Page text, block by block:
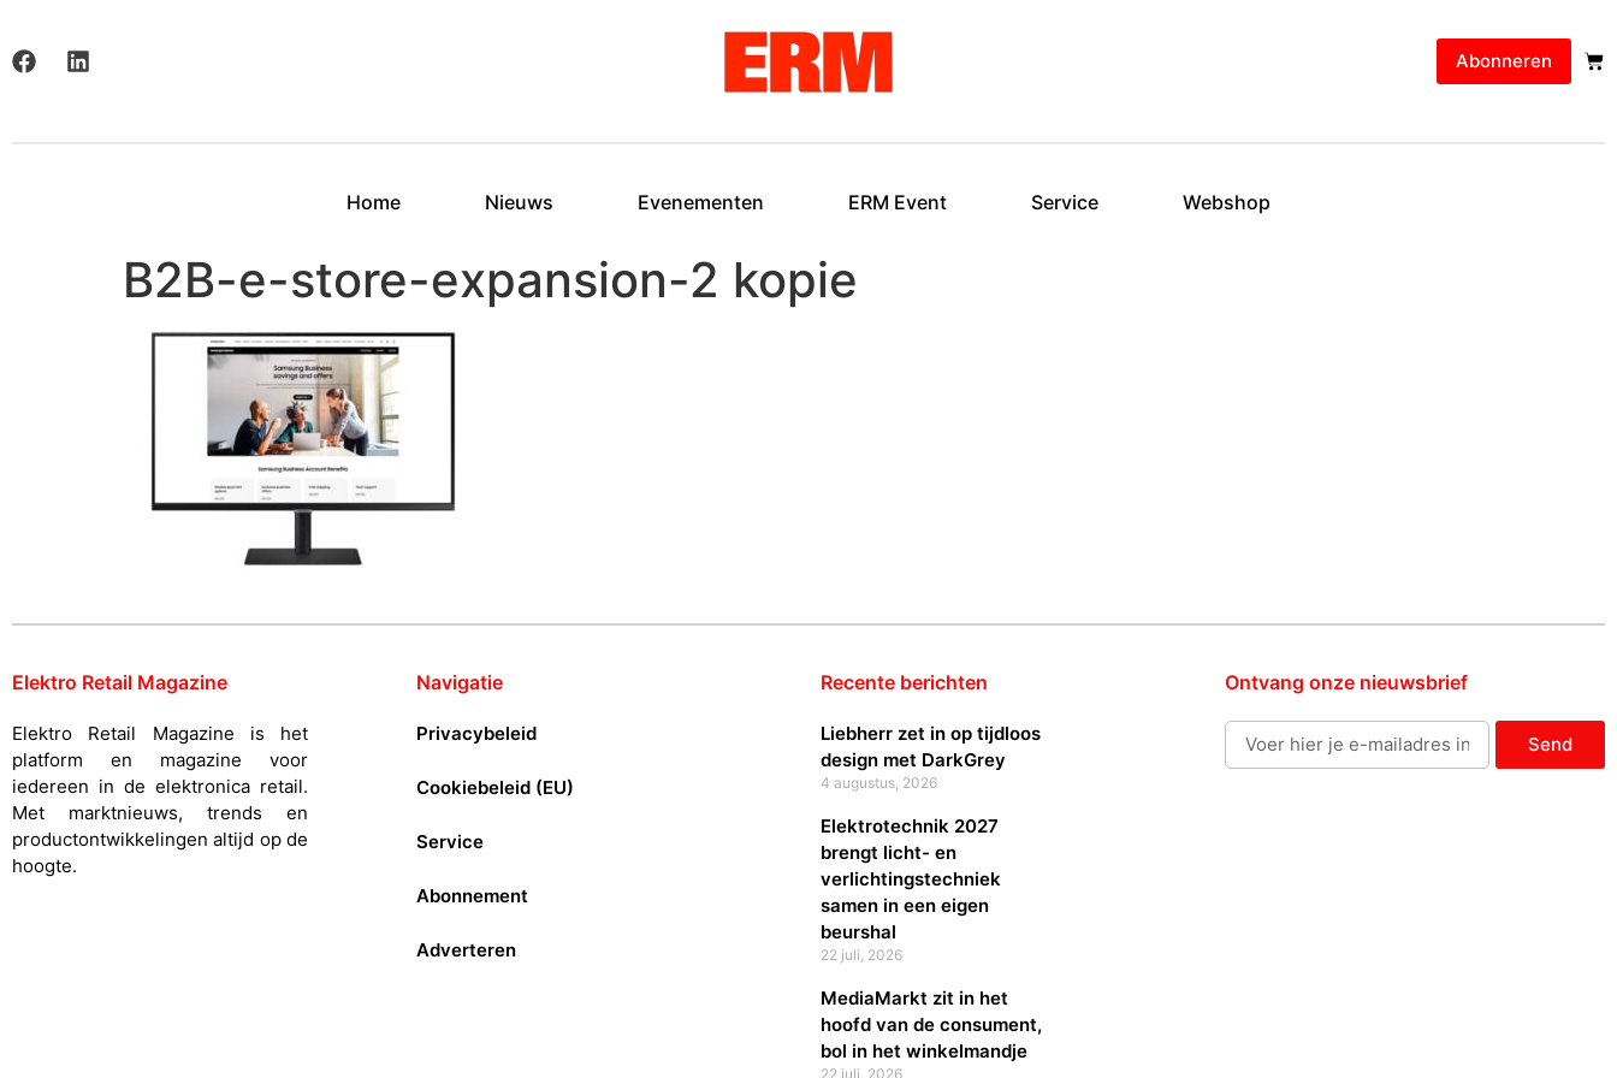
Abonneren
Home Nieuws Evenementen ERM Event Service Webshop
B2B-e-store-expansion-2 kopie
Elektro Retail Magazine Navigatie Recente berichten Ontvang onze nieuwsbrief
Elektro Retail Magazine is het
platform en magazine voor
iedereen in de elektronica retail.
Met marktnieuws, trends en
productontwikkelingen altijd op de
hoogte.
Privacybeleid
Cookiebeleid (EU)
Service
Abonnement
Adverteren
Liebherr zet in op tijdloos
design met DarkGrey
4 augustus, 2026
Elektrotechnik 2027
brengt licht- en
verlichtingstechniek
samen in een eigen
beurshal
22 juli, 2026
MediaMarkt zit in het
hoofd van de consument,
bol in het winkelmandje
22 juli, 2026
Send